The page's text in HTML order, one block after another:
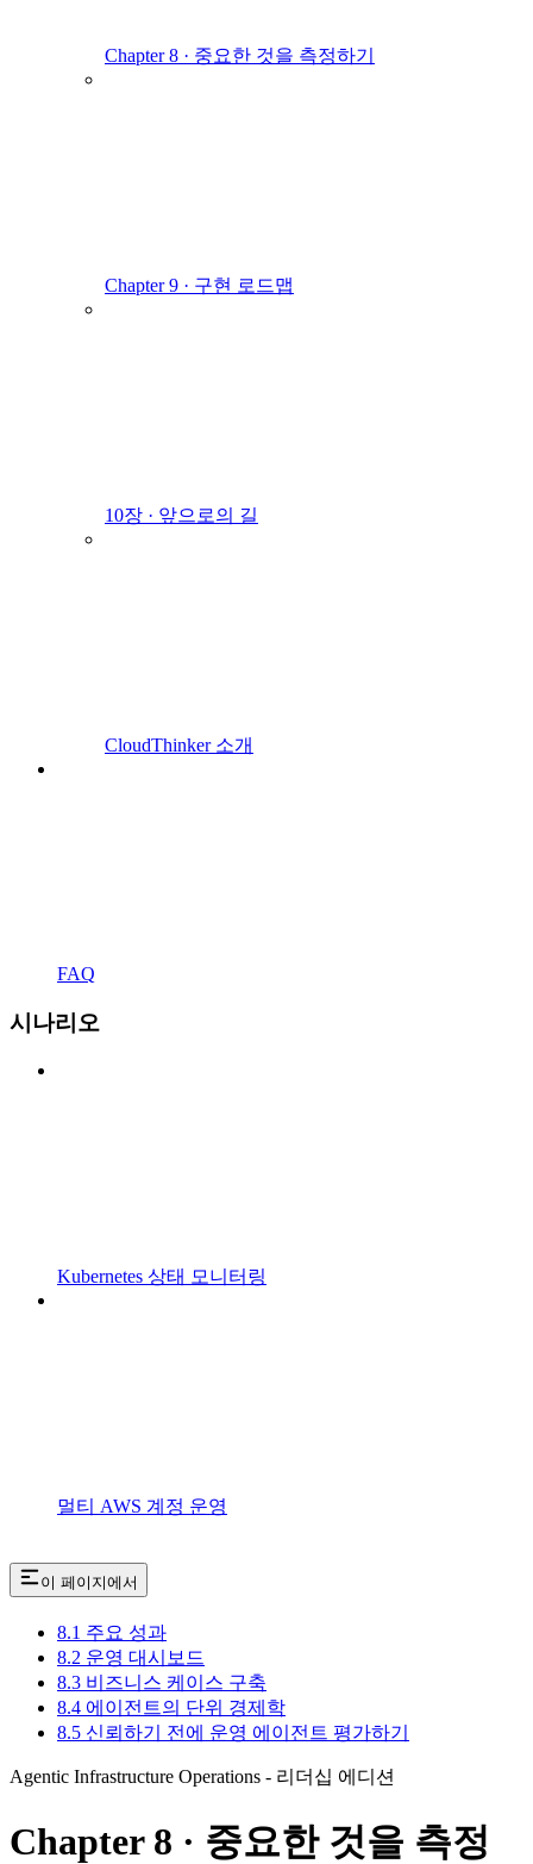
Chapter 8 · 중요한 것을 측정하기
Chapter 9 · 구현 로드맵
10장 · 앞으로의 길
CloudThinker 소개
FAQ
시나리오
Kubernetes 상태 모니터링
멀티 AWS 계정 운영
이 페이지에서
8.1 주요 성과
8.2 운영 대시보드
8.3 비즈니스 케이스 구축
8.4 에이전트의 단위 경제학
8.5 신뢰하기 전에 운영 에이전트 평가하기
Agentic Infrastructure Operations - 리더십 에디션
Chapter 8 · 중요한 것을 측정